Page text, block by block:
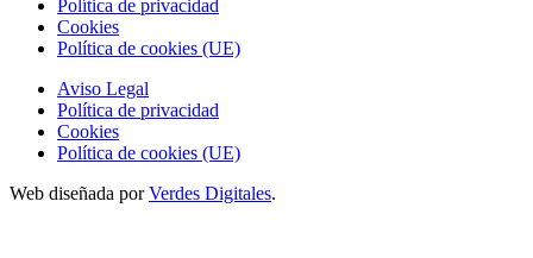
Política de privacidad
Cookies
Política de cookies (UE)
Aviso Legal
Política de privacidad
Cookies
Política de cookies (UE)
Web diseñada porVerdes Digitales.